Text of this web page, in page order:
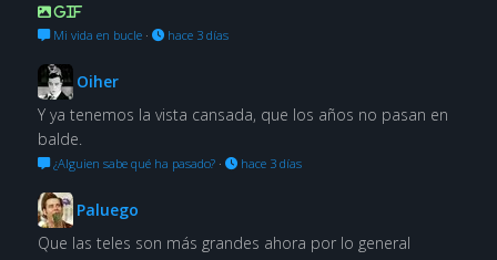
GIF
Mi vida en bucle· hace 3 días
Oiher
Y ya tenemos la vista cansada, que los años no pasan en
balde.
¿Alguien sabe qué ha pasado?· hace 3 días
Paluego
Que las teles son más grandes ahora por lo general